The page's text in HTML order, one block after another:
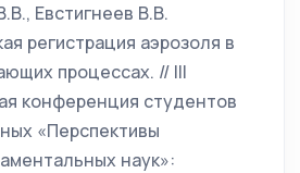
Евстигнеев В.В.
регистрация аэрозоля в
процессах. // III
конференция студентов
«Перспективы
наук»: